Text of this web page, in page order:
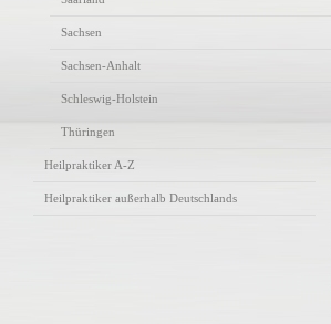
Sachsen
Sachsen-Anhalt
Schleswig-Holstein
Thüringen
Heilpraktiker A-Z
Heilpraktiker außerhalb Deutschlands